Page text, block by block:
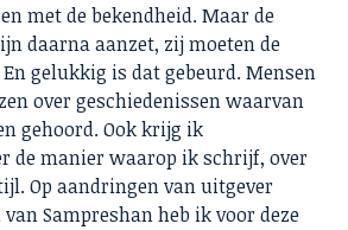
met de bekendheid. Maar de
daarna aanzet, zij moeten de
gelukkig is dat gebeurd. Mensen
over geschiedenissen waarvan
gehoord. Ook krijg ik
de manier waarop ik schrijf, over
Op aandringen van uitgever
Sampreshan heb ik voor deze